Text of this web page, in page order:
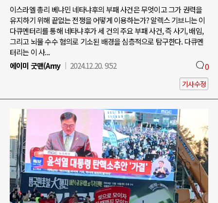
이스라엘 총리 베냐민 네타냐후의 부패 사건은 무엇이고 그가 권력을
유지하기 위해 끝없는 전쟁을 어떻게 이용하는가? 알렉스 기브니는 이
다큐멘터리를 통해 네타냐후가 세 건의 주요 부패 사건, 즉 사기, 배임,
그리고 뇌물 수수 혐의로 기소된 배경을 심층적으로 탐구한다. 다큐멘
터리는 이 사...
에이미 굿맨(Amy
2024.12.20. 9:52 0
기사수정